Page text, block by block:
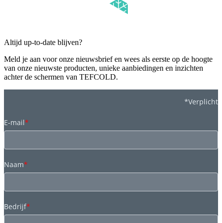
Altijd up-to-date blijven?
Meld je aan voor onze nieuwsbrief en wees als eerste op de hoogte
van onze nieuwste producten, unieke aanbiedingen en inzichten
achter de schermen van TEFCOLD.
*Verplicht
E-mail*
Naam*
Bedrijf*